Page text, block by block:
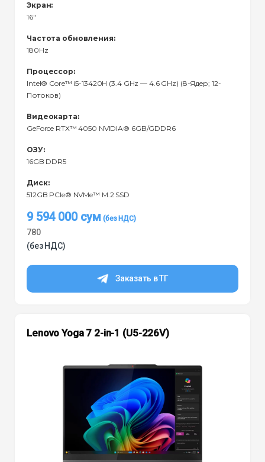
Экран:
16"
Частота обновления:
180Hz
Процессор:
Intel® Core™ i5-13420H (3.4 GHz — 4.6 GHz) (8-Ядeр; 12-
Потоков)
Видеокарта:
GeForce RTX™ 4050 NVIDIA® 6GB/GDDR6
ОЗУ:
16GB DDR5
Диск:
512GB PCIe® NVMe™ M.2 SSD
9 594 000 сум
780
(без НДС)
Заказать в ТГ
Lenovo Yoga 7 2-in-1 (U5-226V)